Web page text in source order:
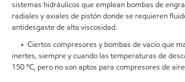
sistemas hidráulicos que emplean bombas de
radiales y axiales de pistón donde se requieren
antidesgaste de alta viscosidad.
• Ciertos compresores y bombas de vacío que
inertes, siempre y cuando las temperaturas de
150 °C, pero no son aptos para compresores de